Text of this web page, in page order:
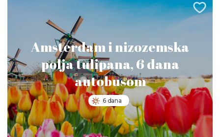
Amsterdam i nizozemska
polja tulipana, 6 dana
autobusom
6 dana